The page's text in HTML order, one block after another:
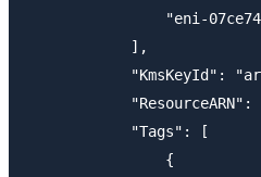
"eni-
            ],
"KmsKeyId":
"ResourceARN":
            "Tags": [
                {